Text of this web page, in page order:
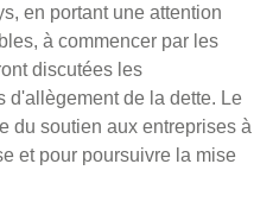
en portant une attention
à commencer par les
discutées les
d'allègement de la dette. Le
du soutien aux entreprises à
et pour poursuivre la mise